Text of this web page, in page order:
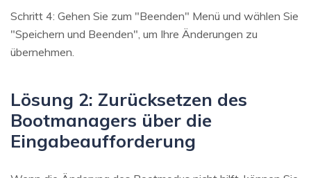
Schritt 4: Gehen Sie zum "Beenden" Menü und wählen Sie
"Speichern und Beenden", um Ihre Änderungen zu
übernehmen.
Lösung 2: Zurücksetzen des
Bootmanagers über die
Eingabeaufforderung